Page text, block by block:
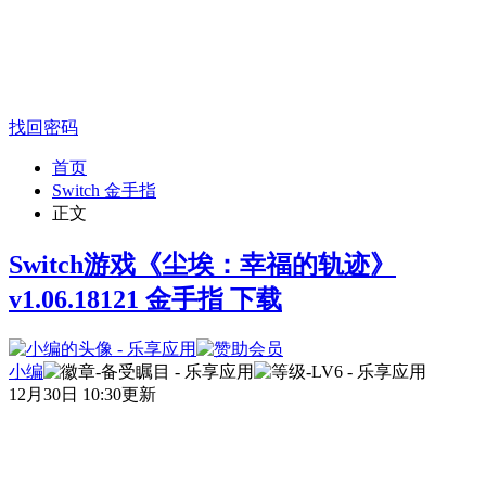
找回密码
首页
Switch 金手指
正文
Switch游戏《尘埃：幸福的轨迹》
v1.06.18121 金手指 下载
小编
12月30日 10:30更新